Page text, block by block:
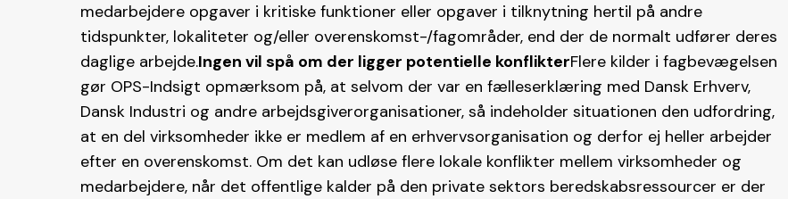
medarbejdere opgaver i kritiske funktioner eller opgaver i tilknytning hertil på andre
tidspunkter, lokaliteter og/eller overenskomst-/fagområder, end der de normalt udfører deres
daglige arbejde.Ingen vil spå om der ligger potentielle konflikterFlere kilder i fagbevægelsen
gør OPS-Indsigt opmærksom på, at selvom der var en fælleserklæring med Dansk Erhverv,
Dansk Industri og andre arbejdsgiverorganisationer, så indeholder situationen den udfordring,
at en del virksomheder ikke er medlem af en erhvervsorganisation og derfor ej heller arbejder
efter en overenskomst. Om det kan udløse flere lokale konflikter mellem virksomheder og
medarbejdere, når det offentlige kalder på den private sektors beredskabsressourcer er der